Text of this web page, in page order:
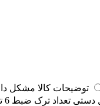
توضیحات کالا مشکل
دستی تعداد ترک ضبط 6 ترک